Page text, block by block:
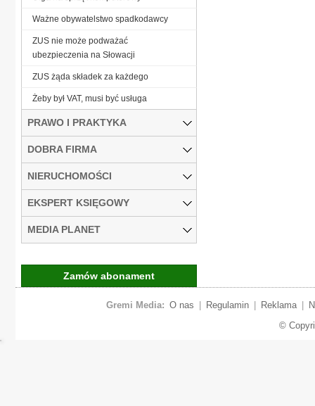
Ważne obywatelstwo spadkodawcy
ZUS nie może podważać
ubezpieczenia na Słowacji
ZUS żąda składek za każdego
Żeby był VAT, musi być usługa
PRAWO I PRAKTYKA
DOBRA FIRMA
NIERUCHOMOŚCI
EKSPERT KSIĘGOWY
MEDIA PLANET
Zamów abonament
Gremi Media: O nas Regulamin Reklama
©